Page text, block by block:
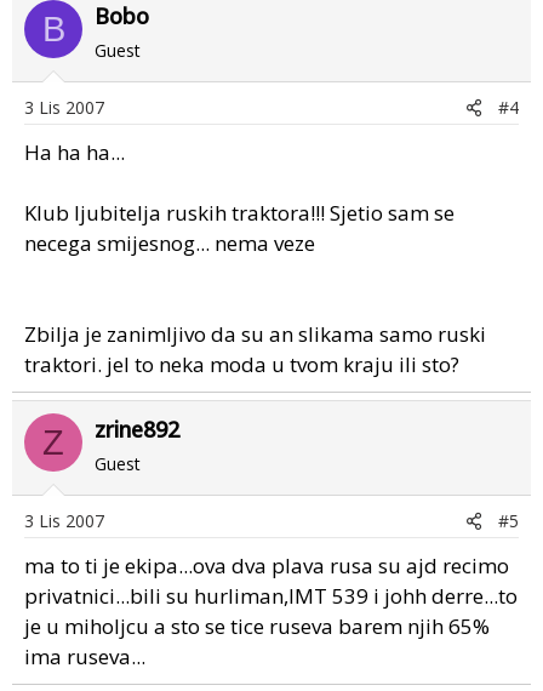
B Bobo
Guest
3 Lis 2007 #4
Ha ha ha...
Klub ljubitelja ruskih traktora!!! Sjetio sam se
necega smijesnog... nema veze
Zbilja je zanimljivo da su an slikama samo ruski
traktori. jel to neka moda u tvom kraju ili sto?
Z zrine892
Guest
3 Lis 2007 #5
ma to ti je ekipa...ova dva plava rusa su ajd recimo
privatnici...bili su hurliman,IMT 539 i johh derre...to
je u miholjcu a sto se tice ruseva barem njih 65%
ima ruseva...